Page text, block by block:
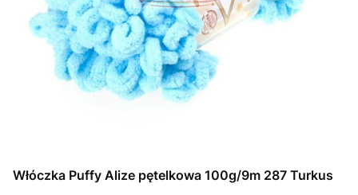
Włóczka Puffy Alize pętelkowa 100g/9m 287 Turkus